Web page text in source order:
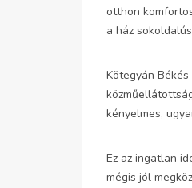
otthon
a ház
Kötegyán
kényelmes,
Ez az ingatlan
mégis jól